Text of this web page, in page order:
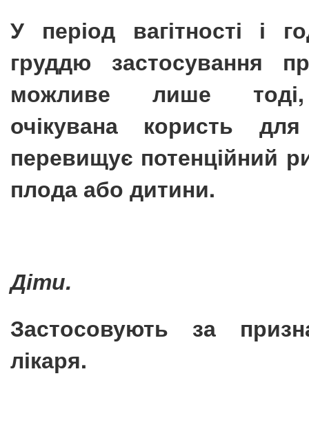
У період вагітності і
груддю застосування
можливе лише
очікувана користь
перевищує потенційний
плода або дитини.
Діти.
Застосовують за
лікаря.